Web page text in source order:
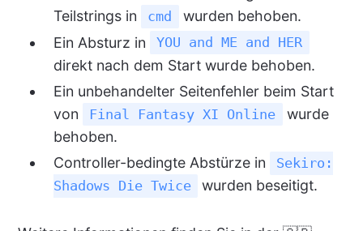
Teilstrings in
cmd
wurden behoben.
Ein Absturz in
YOU and ME and HER
direkt nach dem Start wurde behoben.
Ein unbehandelter Seitenfehler beim Start
von
Final Fantasy XI Online
wurde
behoben.
Controller-bedingte Abstürze in
Sekiro:
Shadows Die Twice
wurden beseitigt.